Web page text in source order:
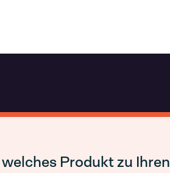
Produkt zu Ihren